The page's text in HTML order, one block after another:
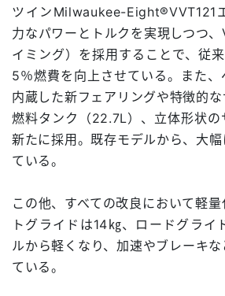
ツインMilwaukee-Eight®VVT121
力なパワーとトルクを実現しつつ
イミング）を採用することで、従
5％燃費を向上させている。また、
内蔵した新フェアリングや特徴的
燃料タンク（22.7L）、立体形状の
新たに採用。既存モデルから、大
ている。
この他、すべての改良において軽
トグライドは14㎏、ロードグライ
ルから軽くなり、加速やブレーキ
ている。